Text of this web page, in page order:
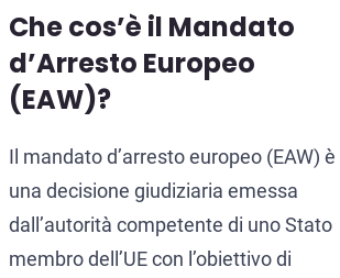
Che cos’è il Mandato
d’Arresto Europeo
(EAW)?
Il mandato d’arresto europeo (EAW) è
una decisione giudiziaria emessa
dall’autorità competente di uno Stato
membro dell’UE con l’obiettivo di